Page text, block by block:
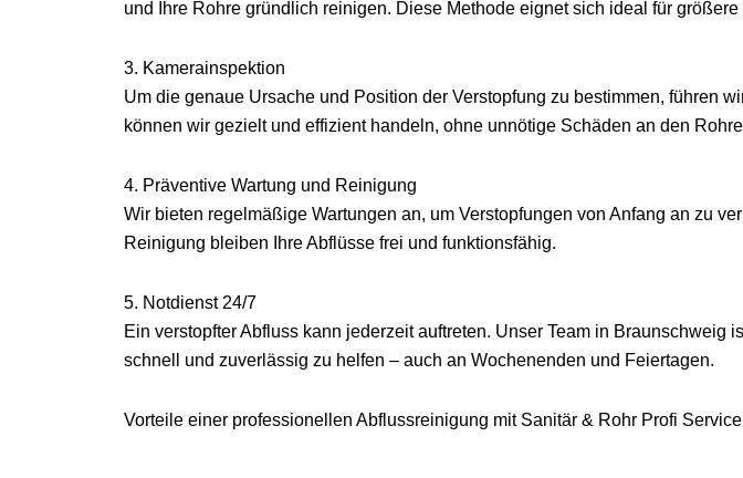
und Ihre Rohre gründlich reinigen. Diese Methode eignet sich ideal für
3. Kamerainspektion
Um die genaue Ursache und Position der Verstopfung zu bestimmen, führen
können wir gezielt und effizient handeln, ohne unnötige Schäden an den
4. Präventive Wartung und Reinigung
Wir bieten regelmäßige Wartungen an, um Verstopfungen von Anfang an zu
Reinigung bleiben Ihre Abflüsse frei und funktionsfähig.
5. Notdienst 24/7
Ein verstopfter Abfluss kann jederzeit auftreten. Unser Team in Braunschweig
schnell und zuverlässig zu helfen – auch an Wochenenden und Feiertagen.
Vorteile einer professionellen Abflussreinigung mit Sanitär & Rohr Profi Service